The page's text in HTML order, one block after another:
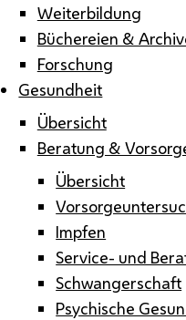
Weiterbildung
Büchereien &
Forschung
Gesundheit
Übersicht
Beratung &
Übersicht
Impfen
Service- und
Schwangerschaft
Psychische